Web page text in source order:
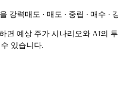
강력매도 · 매도 · 중립 · 매수 ·
면 예상 주가 시나리오와 AI의
있습니다.